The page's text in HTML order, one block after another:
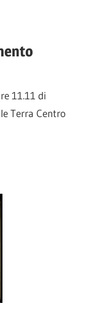
11.11 di
Terra Centro